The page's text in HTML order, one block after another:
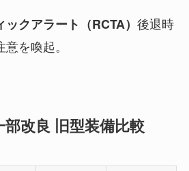
クアラート（RCTA） 後退時
を喚起。
改良 旧型装備比較